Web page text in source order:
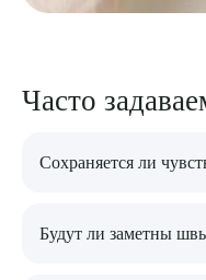
Часто
Сохраняется ли
улучшается за счет
Будут ли заметны